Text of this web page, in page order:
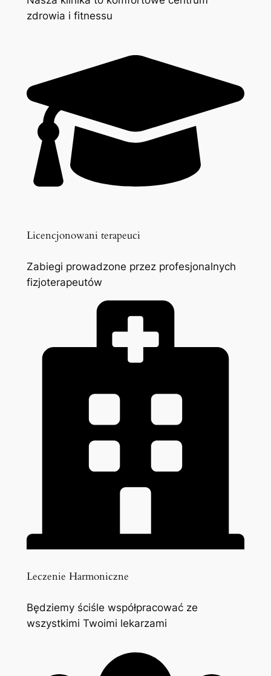
zdrowia i fitnessu
Licencjonowani terapeuci
Zabiegi prowadzone przez profesjonalnych
fizjoterapeutów
Leczenie Harmoniczne
Będziemy ściśle współpracować ze
wszystkimi Twoimi lekarzami